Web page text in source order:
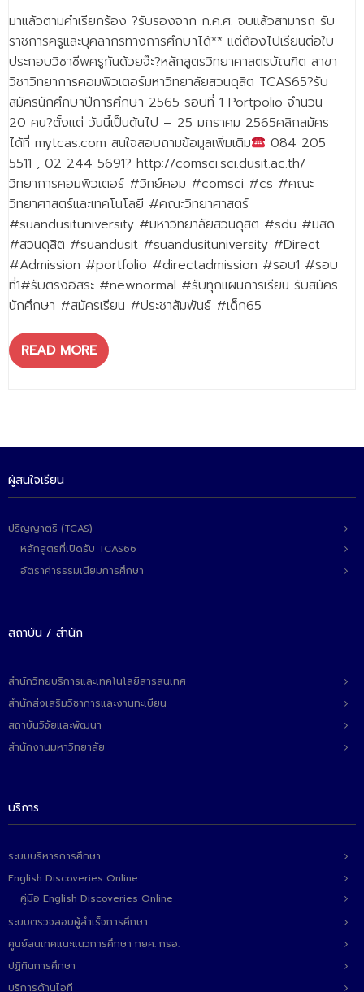
- - ความมั่นคงปลอดภัยไซเบอร์
- - อุตสาหกรรมชีวภาพเพื่อธุรกิจ
- ศึกษาศาสตรบัณฑิต
- - วิทยาศาสตร์ทั่วไป
- เทคโนโลยีบัณฑิต
- - เทคโนโลยีสารสนเทศ
ศูนย์บริการ
- ศูนย์เครื่องมือปฏิบัติการวิทยาศาสตร์
- ศูนย์สิ่งแวดล้อม
สหกิจศึกษา
- กิจกรรม
- ข่าวประชาสัมพันธ์ภายนอก
วารสารคณะ
ผลงานคณะ
- โครงการบริหารจัดการพื้นที่ 10 ไร่ ด้านหลังโรงสีข้าว
- โครงการส่งเสริมการปลูกกล้วยเล็บมือนางฯ
- งานวิจัย/นวัตกรรม
ติดต่อเรา
มาแล้วตามคำเรียกร้อง ?รับรองจาก ก.ค.ศ. จบแล้วสามารถ รับ
ราชการครูและบุคลากรทางการศึกษาได้** แต่ต้องไปเรียนต่อใบ
ประกอบวิชาชีพครูกันด้วยจ๊ะ?หลักสูตรวิทยาศาสตรบัณฑิต สาขา
วิชาวิทยาการคอมพิวเตอร์มหาวิทยาลัยสวนดุสิต TCAS65?รับ
สมัครนักศึกษาปีการศึกษา 2565 รอบที่ 1 Portpolio จำนวน
20 คน?ตั้งแต่ วันนี้เป็นต้นไป – 25 มกราคม 2565คลิกสมัคร
ได้ที่ mytcas.com สนใจสอบถามข้อมูลเพิ่มเติม
084 205
5511 , 02 244 5691? http://comsci.sci.dusit.ac.th/
วิทยาการคอมพิวเตอร์ #วิทย์คอม #comsci #cs #คณะ
วิทยาศาสตร์และเทคโนโลยี #คณะวิทยาศาสตร์
#suandusituniversity #มหาวิทยาลัยสวนดุสิต #sdu #มสด
#สวนดุสิต #suandusit #suandusituniversity #Direct
#Admission #portfolio #directadmission #รอบ1 #รอบ
ที่1#รับตรงอิสระ #newnormal #รับทุกแผนการเรียน รับสมัคร
นักศึกษา #สมัครเรียน #ประชาสัมพันธ์ #เด็ก65
READ MORE
ผู้สนใจเรียน
ปริญญาตรี (TCAS)
หลักสูตรที่เปิดรับ TCAS66
อัตราค่าธรรมเนียมการศึกษา
สถาบัน / สำนัก
สำนักวิทยบริการและเทคโนโลยีสารสนเทศ
สำนักส่งเสริมวิชาการและงานทะเบียน
สถาบันวิจัยและพัฒนา
สำนักงานมหาวิทยาลัย
บริการ
ระบบบริหารการศึกษา
English Discoveries Online
คู่มือ English Discoveries Online
ระบบตรวจสอบผู้สำเร็จการศึกษา
ศูนย์สนเทศแนะแนวการศึกษา กยศ. กรอ.
ปฏิทินการศึกษา
บริการด้านไอที